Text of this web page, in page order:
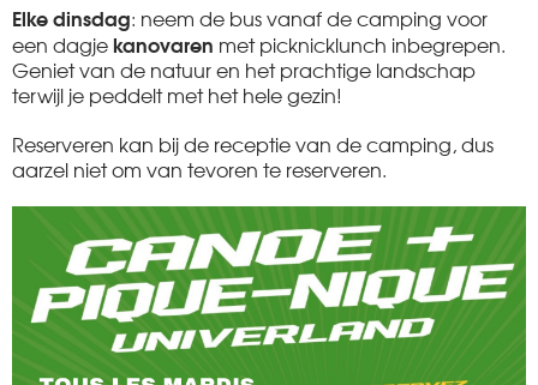
Elke dinsdag: neem de bus vanaf de camping voor
een dagjekanovaren met picknicklunch inbegrepen.
Geniet van de natuur en het prachtige landschap
terwijl je peddelt met het hele gezin!
Reserveren kan bij de receptie van de camping, dus
aarzel niet om van tevoren te reserveren.